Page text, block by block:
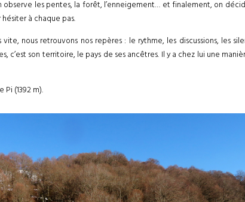
les pentes, la forêt, l’enneigement… et finalement, on
à chaque pas.
nous retrouvons nos repères : le rythme, les discussions, les
c’est son territoire, le pays de ses ancêtres. Il y a chez lui une
(1392 m).